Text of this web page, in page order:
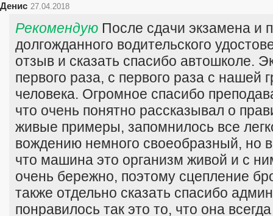
Денис 27.04.2018
Рекомендую После сдачи экзамена и
долгожданного водительского
отзыв и сказать спасибо автошколе.
первого раза, с первого раза с нашей
человека. Огромное спасибо
что очень понятно рассказывал о
живые примеры, запомнилось все
вождению немного своеобразный, но
что машина это организм живой и с
очень бережно, поэтому сцепление
также отдельно сказать спасибо
понравилось так это то, что она